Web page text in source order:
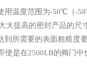
用温度范围为-50℃（-
大提高的密封产品的尺
到所需要的表面粗糙度要
使是在2500LB的阀门中